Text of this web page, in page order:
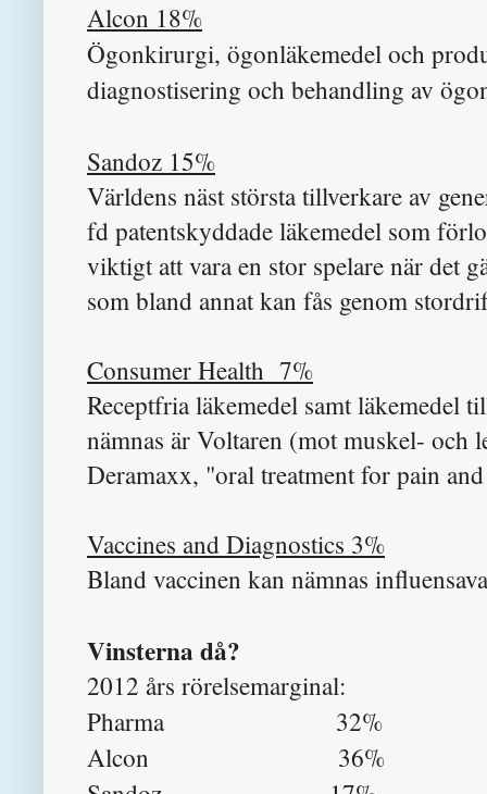
Alcon 18%
Ögonkirurgi, ögonläkemedel och
diagnostisering och behandling av
Sandoz 15%
Världens näst största tillverkare av
fdpatentskyddade läkemedel som
viktigt att vara en stor spelare när det
som bland annat kan fås genom
Consumer Health 7%
Receptfria läkemedel samtläkemedel
nämnas är Voltaren (mot muskel- och
Deramaxx, "oral treatment for pain
Vaccines and Diagnostics 3%
Bland vaccinen kan nämnas
Vinsterna då?
2012 års rörelsemarginal:
Pharma 32%
Alcon 36%